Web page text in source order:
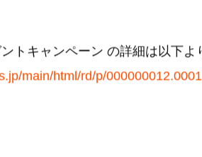
トキャンペーン の詳細は以下よ
main/html/rd/p/